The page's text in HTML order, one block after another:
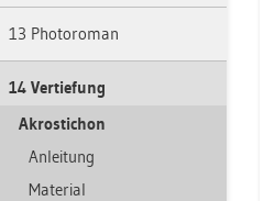
13 Pho­to­ro­man
14 Ver­tie­fung
Akrosti­chon
An­lei­tung
Ma­te­ri­al